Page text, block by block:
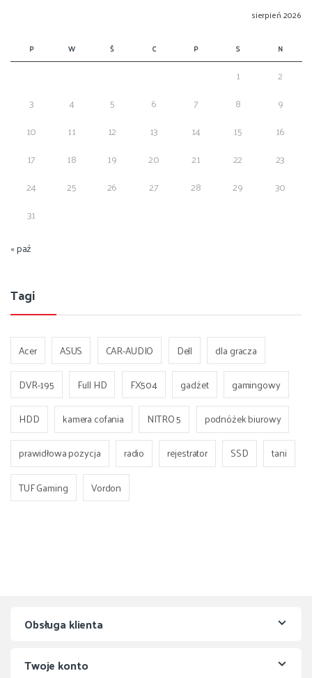
sierpień 2026
P W Ś C P S N
1
2
3
4 5 6 7 8
9
10
11 12 13 14 15
16
17
18 19 20 21 22
23
24
25 26 27 28 29
30
31
« paź
Tagi
Acer ASUS CAR-AUDIO Dell
dla gracza
DVR-195
Full HD FX504 gadżet
gamingowy
HDD
kamera cofania NITRO 5
podnóżek biurowy
prawidłowa pozycja
radio rejestrator SSD
tani
TUF Gaming
Vordon
Obsługa klienta
Twoje konto